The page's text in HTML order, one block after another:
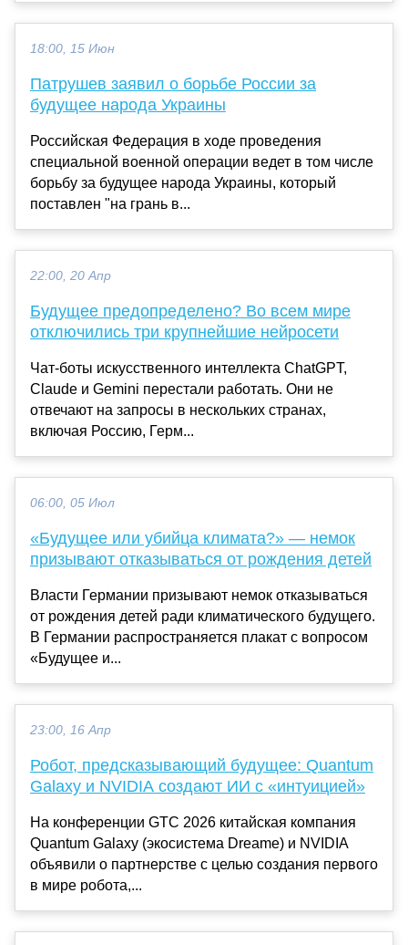
18:00, 15 Июн
Патрушев заявил о борьбе России за
будущее народа Украины
Российская Федерация в ходе проведения
специальной военной операции ведет в том числе
борьбу за будущее народа Украины, который
поставлен "на грань в...
22:00, 20 Апр
Будущее предопределено? Во всем мире
отключились три крупнейшие нейросети
Чат-боты искусственного интеллекта ChatGPT,
Claude и Gemini перестали работать. Они не
отвечают на запросы в нескольких странах,
включая Россию, Герм...
06:00, 05 Июл
«Будущее или убийца климата?» — немок
призывают отказываться от рождения детей
Власти Германии призывают немок отказываться
от рождения детей ради климатического будущего.
В Германии распространяется плакат с вопросом
«Будущее и...
23:00, 16 Апр
Робот, предсказывающий будущее: Quantum
Galaxy и NVIDIA создают ИИ с «интуицией»
На конференции GTC 2026 китайская компания
Quantum Galaxy (экосистема Dreame) и NVIDIA
объявили о партнерстве с целью создания первого
в мире робота,...